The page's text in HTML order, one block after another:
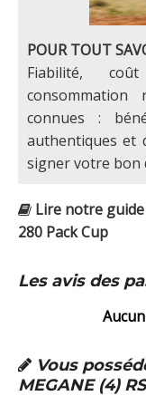
POUR TOUT
Fiabilité,
connues :
authentiques et
signer votre bon
Lire notre guide
280 Pack Cup
Les avis des
Vous
MEGANE (4)